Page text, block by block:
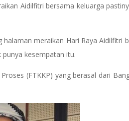
Aidilfitri bersama keluarga
meraikan Hari Raya Aidilfitri
kesempatan itu.
(FTKKP) yang berasal dari